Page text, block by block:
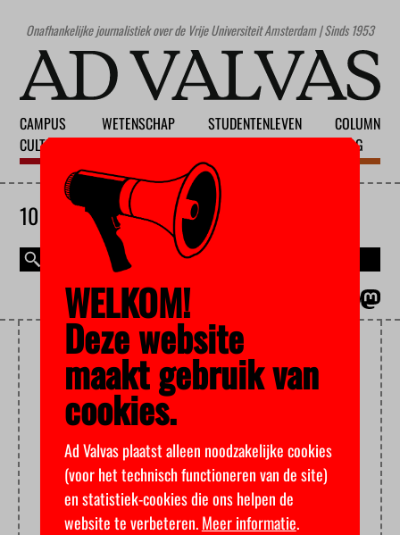
Onafhankelijke journalistiek over de Vrije Universiteit Amsterdam | Sinds 1953
CAMPUS
CULTUUR
WETENSCHAP
STUDENTENLEVEN
COLUMN
BLOG
10 AUGUSTUS 2026
COLPORTEURS
WELKOM!
Deze website
maakt gebruik van
cookies.
Ad Valvas plaatst alleen noodzakelijke cookies
(voor het technisch functioneren van de site)
en statistiek-cookies die ons helpen de
website te verbeteren.Meer informatie.